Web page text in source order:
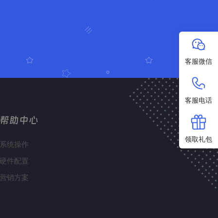
帮助中心
系统操作
硬件配置
营销方案
客服微信
客服电话
领取礼包